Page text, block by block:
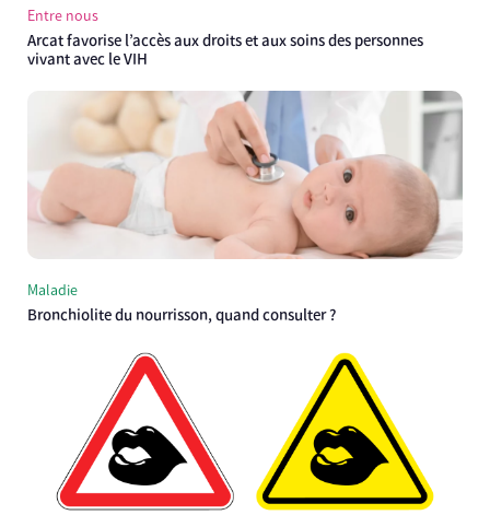
Entre nous
Arcat favorise l’accès aux droits et aux soins des personnes
vivant avec le VIH
Maladie
Bronchiolite du nourrisson, quand consulter ?